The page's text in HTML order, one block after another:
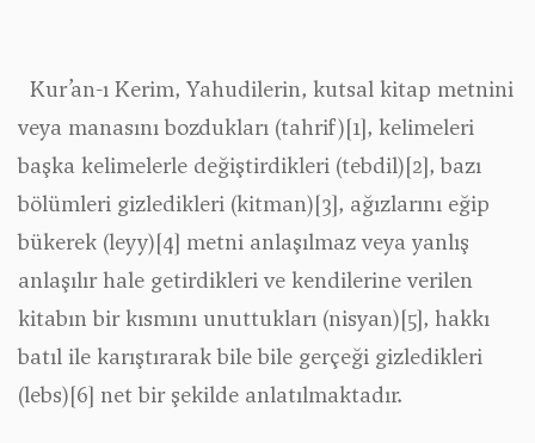
Kur’an-ı Kerim, Yahudilerin, kutsal kitap metnini
veya manasını bozdukları (tahrif)[1], kelimeleri
başka kelimelerle değiştirdikleri (tebdil)[2], bazı
bölümleri gizledikleri (kitman)[3], ağızlarını eğip
bükerek (leyy)[4] metni anlaşılmaz veya yanlış
anlaşılır hale getirdikleri ve kendilerine verilen
kitabın bir kısmını unuttukları (nisyan)[5], hakkı
batıl ile karıştırarak bile bile gerçeği gizledikleri
(lebs)[6] net bir şekilde anlatılmaktadır.